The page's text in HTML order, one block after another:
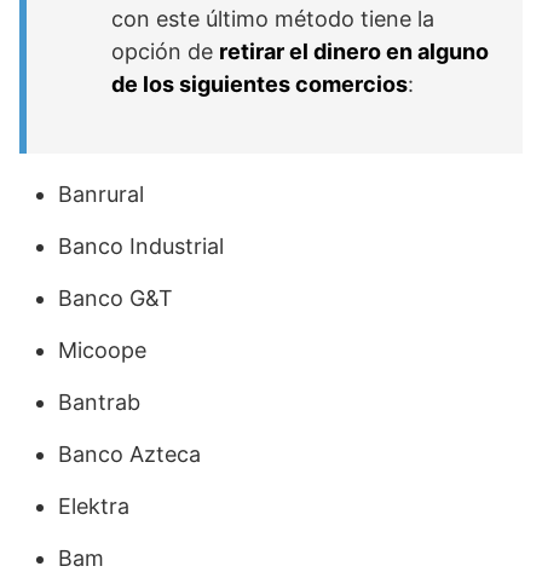
con este último método tiene la
opción de retirar el dinero en alguno
de los siguientes comercios:
Banrural
Banco Industrial
Banco G&T
Micoope
Bantrab
Banco Azteca
Elektra
Bam